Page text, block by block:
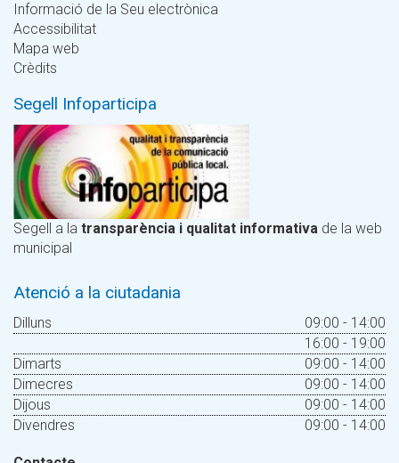
Informació de la Seu electrònica
Accessibilitat
Mapa web
Crèdits
Segell Infoparticipa
Segell a la transparència i qualitat informativa de la web
municipal
Atenció a la ciutadania
Dilluns
09:00 - 14:00
16:00 - 19:00
Dimarts
09:00 - 14:00
Dimecres
09:00 - 14:00
Dijous
09:00 - 14:00
Divendres
09:00 - 14:00